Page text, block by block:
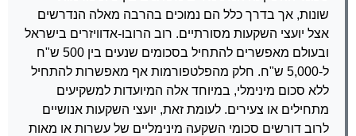
שונות, אך בדרך כלל הם נמוכים בהרבה מאלה הנדרשים
אצל יועצי השקעות מסורתיים. רוב הרובו-אדוויזרים בישראל
ובעולם מאפשרים להתחיל בסכומים שנעים בין 500 ש"ח
ל-5,000 ש"ח. חלק מהפלטפורמות אף מאפשרות להתחיל
ללא סכום מינימלי, במיוחד אלה המיועדות למשקיעים
מתחילים או צעירים. לעומת זאת, יועצי השקעות אנושיים
לרוב דורשים סכומי השקעה מינימליים של עשרות או מאות